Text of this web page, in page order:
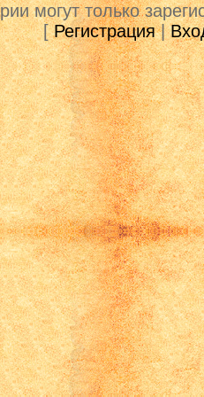
могут только
[Регистрация|